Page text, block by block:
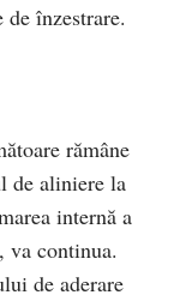
înzestrare.
rămâne
de aliniere la
internă a
continua.
de aderare